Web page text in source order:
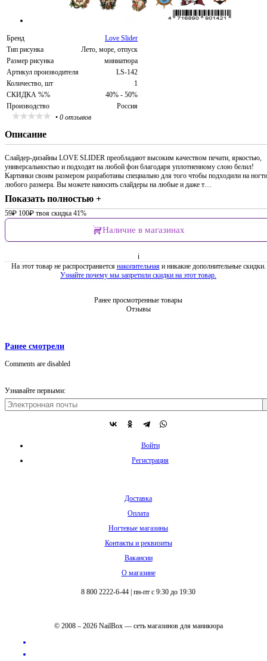
Бренд
Love Slider
Тип рисунка
Лето, море, отпуск
Размер рисунка
миниатюра
Артикул производителя
LS-142
Количество, шт
1
СКИДКА %%
40% - 50%
Производство
Россия
• 0 отзывов
Описание
Слайдер-дизайны LOVE SLIDER преобладают высоким качеством печати, яркостью,
универсальностью и подходят на любой фон благодаря уплотненному слою белил!
Картинки своим размером разработаны специально для того чтобы подходили на ногти
любого размера. Вы можете наносить слайдеры на любые и даже т…
Показать полностью +
59₽ 100₽ твоя скидка 41%
Наличие в магазинах
ℹ
На этот товар не распространяется накопительнаяи никакие дополнительные скидки.
Узнайте почему мы запретили скидки на этот товар.
Ранее просмотренные товары
Отзывы
Ранее смотрели
Comments are disabled
Узнавайте первыми:
Войти
Регистрация
Доставка
Оплата
Ногтевые магазины
Контакты и реквизиты
Вакансии
О магазине
8 800 2222-6-44 пн-пт с 9:30 до 19:30
© 2008 – 2026 NailBox — сеть магазинов для маникюра